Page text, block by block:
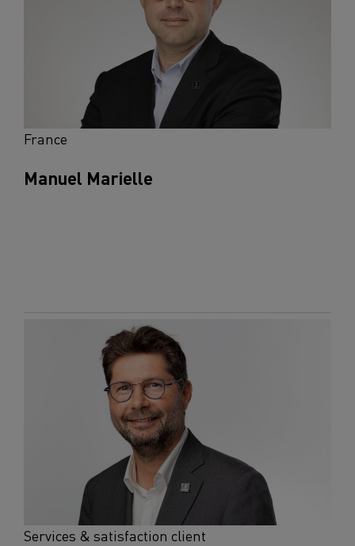
France
Manuel Marielle
Services & satisfaction client